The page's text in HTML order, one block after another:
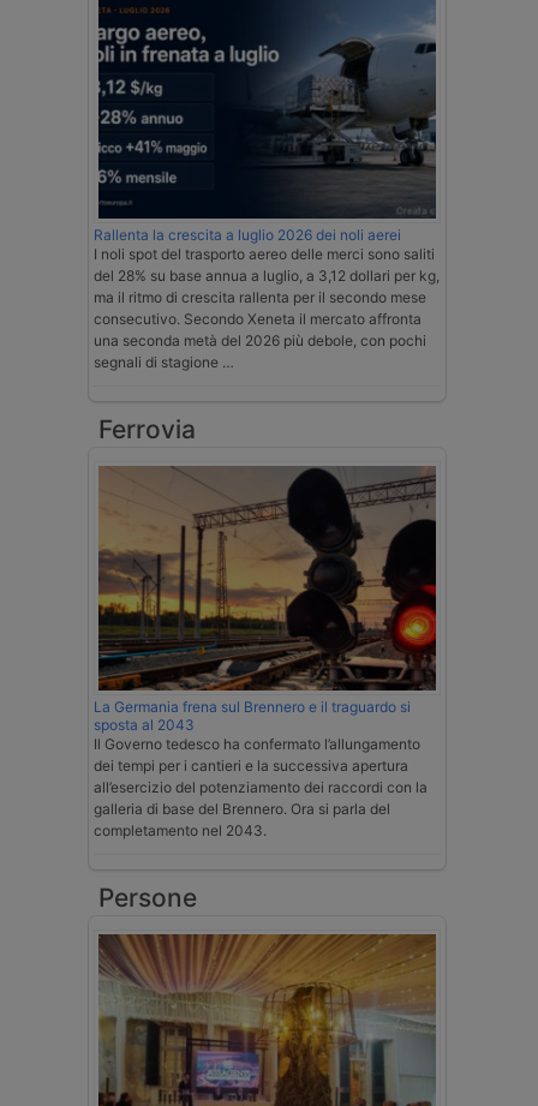
Rallenta la crescita a luglio 2026 dei noli aerei
I noli spot del trasporto aereo delle merci sono saliti
del 28% su base annua a luglio, a 3,12 dollari per kg,
ma il ritmo di crescita rallenta per il secondo mese
consecutivo. Secondo Xeneta il mercato affronta
una seconda metà del 2026 più debole, con pochi
segnali di stagione …
Ferrovia
La Germania frena sul Brennero e il traguardo si
sposta al 2043
Il Governo tedesco ha confermato l’allungamento
dei tempi per i cantieri e la successiva apertura
all’esercizio del potenziamento dei raccordi con la
galleria di base del Brennero. Ora si parla del
completamento nel 2043.
Persone